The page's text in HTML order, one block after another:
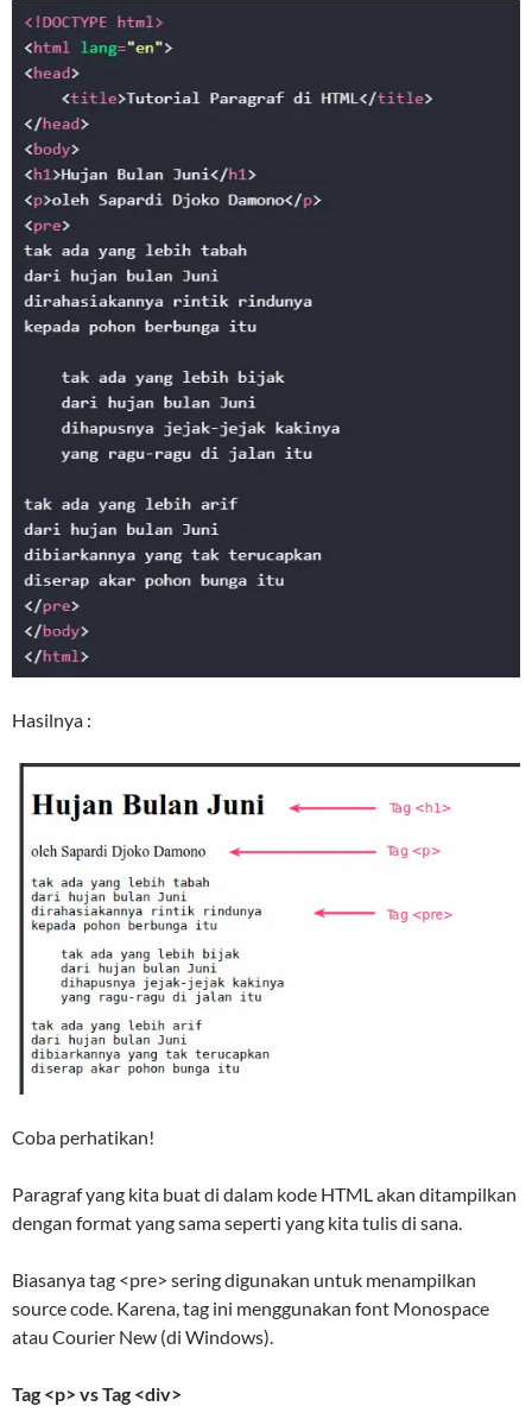
Hasilnya :
Coba perhatikan!
Paragraf yang kita buat di dalam kode HTML akan ditampilkan
dengan format yang sama seperti yang kita tulis di sana.
Biasanya tag <pre> sering digunakan untuk menampilkan
source code. Karena, tag ini menggunakan font Monospace
atau Courier New (di Windows).
Tag <p> vs Tag <div>